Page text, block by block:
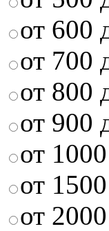
от 600
от 700
от 800
от 900
от
от
от 2000